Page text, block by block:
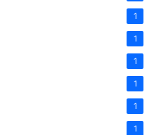
1
1
1
1
1
1